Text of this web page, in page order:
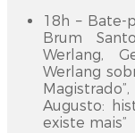
18h – Bate-
Brum
Werlang,
Werlang
Augusto:
existe mais”